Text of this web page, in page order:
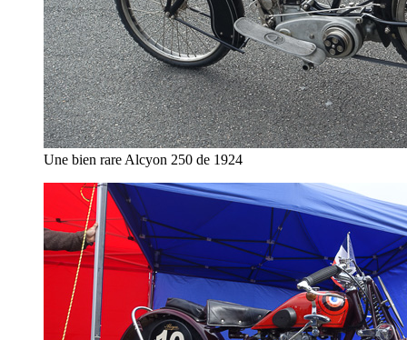
Une bien rare Alcyon 250 de 1924